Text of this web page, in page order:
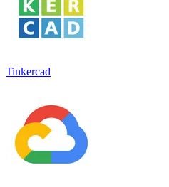
Tinkercad